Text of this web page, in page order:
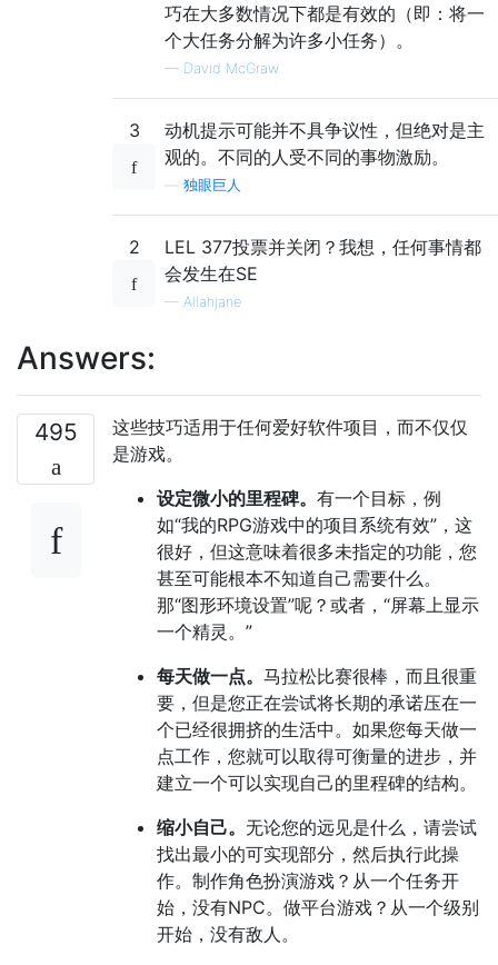
巧在大多数情况下都是有效的（即：将一
个大任务分解为许多小任务）。
— David McGraw
3
动机提示可能并不具争议性，但绝对是主
观的。不同的人受不同的事物激励。
独眼巨人
2
LEL 377投票并关闭？我想，任何事情都
会发生在SE
— Allahjane
Answers:
495
这些技巧适用于任何爱好软件项目，而不仅仅
是游戏。
设定微小的里程碑。 有一个目标，例
如“我的RPG游戏中的项目系统有效”，这
很好，但这意味着很多未指定的功能，您
甚至可能根本不知道自己需要什么。
那“图形环境设置”呢？或者，“屏幕上显示
一个精灵。”
每天做一点。 马拉松比赛很棒，而且很重
要，但是您正在尝试将长期的承诺压在一
个已经很拥挤的生活中。如果您每天做一
点工作，您就可以取得可衡量的进步，并
建立一个可以实现自己的里程碑的结构。
缩小自己。 无论您的远见是什么，请尝试
找出最小的可实现部分，然后执行此操
作。制作角色扮演游戏？从一个任务开
始，没有NPC。做平台游戏？从一个级别
开始，没有敌人。